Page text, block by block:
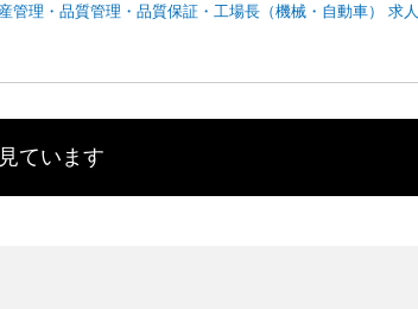
管理・品質管理・品質保証・工場長（機械・自動車） 求人
ています